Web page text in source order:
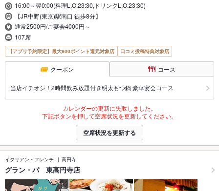
16:00～翌0:00(料理L.O.23:30,ドリンクL.O.23:30)
【JR中野(東京)駅南口 徒歩8分】
通常2500円/ご宴会4000円～
107席
【アプリ予約限定】最大800ポイント還元対象店 口コミ投稿特典対象店
クーポン コース
当店イチオシ！2時間飲み放題付き明太もつ鍋 豪華宴会コース
カレンダーの更新に失敗しました。
下記ボタンを押して空席状況を更新してください。
空席状況を更新する
イタリアン・フレンチ 高円寺
グラン・パ 東高円寺店